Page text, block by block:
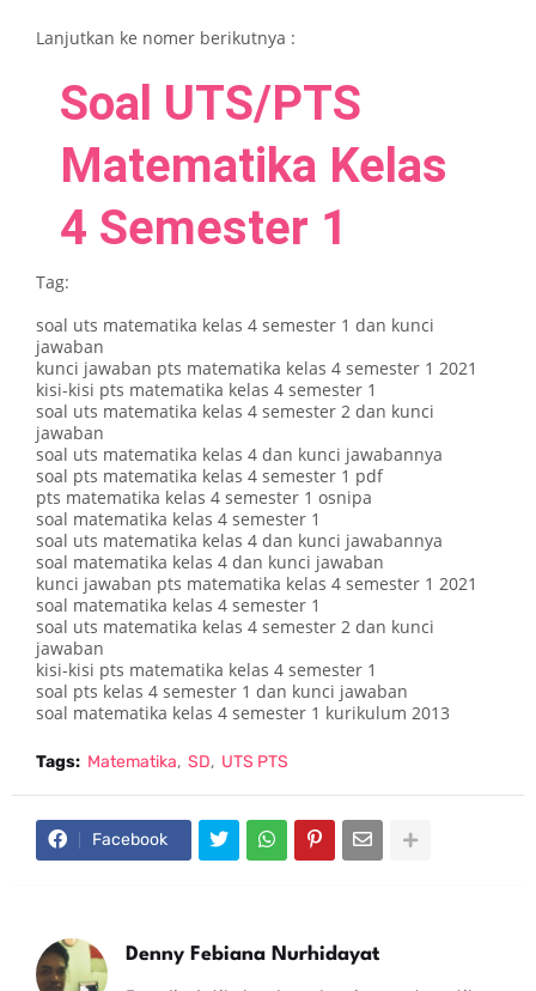
Lanjutkan ke nomer berikutnya :
Soal UTS/PTS
Matematika Kelas
4 Semester 1
Tag:
soal uts matematika kelas 4 semester 1 dan kunci
jawaban
kunci jawaban pts matematika kelas 4 semester 1 2021
kisi-kisi pts matematika kelas 4 semester 1
soal uts matematika kelas 4 semester 2 dan kunci
jawaban
soal uts matematika kelas 4 dan kunci jawabannya
soal pts matematika kelas 4 semester 1 pdf
pts matematika kelas 4 semester 1 osnipa
soal matematika kelas 4 semester 1
soal uts matematika kelas 4 dan kunci jawabannya
soal matematika kelas 4 dan kunci jawaban
kunci jawaban pts matematika kelas 4 semester 1 2021
soal matematika kelas 4 semester 1
soal uts matematika kelas 4 semester 2 dan kunci
jawaban
kisi-kisi pts matematika kelas 4 semester 1
soal pts kelas 4 semester 1 dan kunci jawaban
soal matematika kelas 4 semester 1 kurikulum 2013
Tags: Matematika SD UTS PTS
Facebook
Denny Febiana Nurhidayat